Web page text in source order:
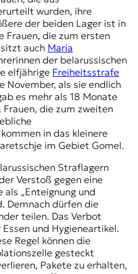
wurden, ihre
der beiden Lager ist in
Frauen, die zum ersten
auch Maria
der belarussischen
elfjährige Freiheitsstrafe
November, als sie endlich
es mehr als 18 Monate
Frauen, die zum zweiten
in das kleinere
im Gebiet Gomel.
Straflagern
Verstoß gegen eine
als „Enteignung und
Demnach dürfen die
teilen. Das Verbot
und Hygieneartikel.
Regel können die
gesteckt
Pakete zu erhalten,